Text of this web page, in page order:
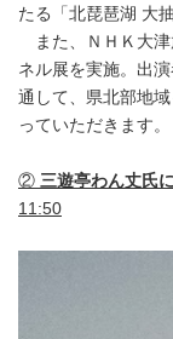
たる「北琵琶湖 大
また、ＮＨＫ大津
ネル展を実施。出
通して、県北部地
っていただきます。
② 三遊亭わん丈氏
11:50